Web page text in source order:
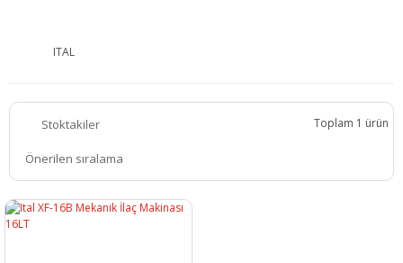
ITAL
Stoktakiler Toplam 1 ürün